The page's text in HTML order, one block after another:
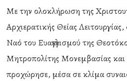
Με την ολοκλήρωση της
Αρχιερατικής Θείας
Ναό του Ευαγγελισμού της
Μητροπολίτης Μονεμβασίας
προχώρησε, μέσα σε κλίμα